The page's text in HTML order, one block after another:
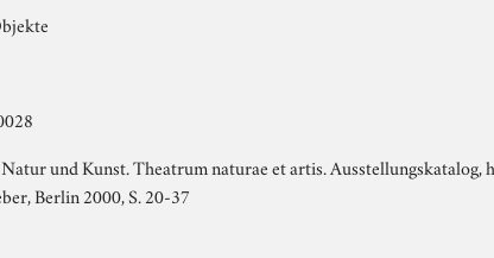
und Kunst. Theatrum naturae et artis. Ausstellungskatalog,
Berlin 2000, S. 20-37